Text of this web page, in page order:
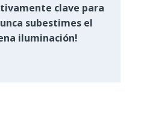
clave para
subestimes el
iluminación!